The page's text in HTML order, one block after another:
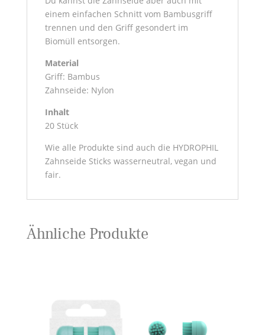
einem einfachen Schnitt vom Bambusgriff
trennen und den Griff gesondert im
Biomüll entsorgen.
Material
Griff: Bambus
Zahnseide: Nylon
Inhalt
20 Stück
Wie alle Produkte sind auch die HYDROPHIL
Zahnseide Sticks wasserneutral, vegan und
fair.
Ähnliche Produkte